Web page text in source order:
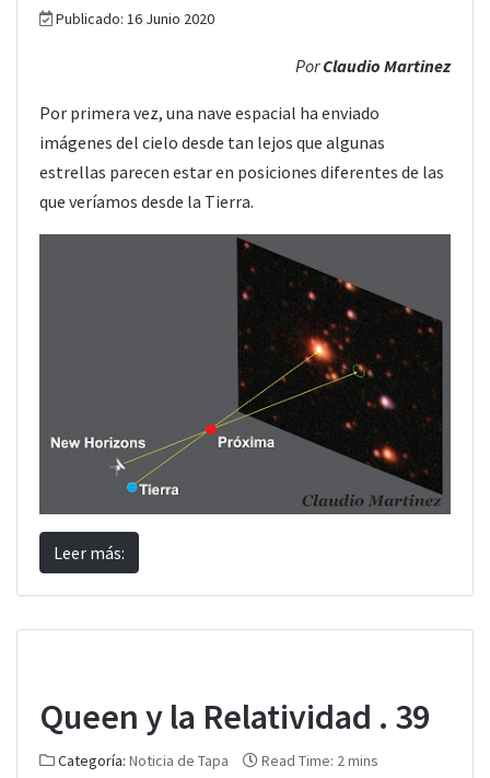
Publicado: 16 Junio 2020
PorClaudio Martinez
Por primera vez, una nave espacial ha enviado
imágenes del cielo desde tan lejos que algunas
estrellas parecen estar en posiciones diferentes de las
que veríamos desde la Tierra.
Leer más:
Queen y la Relatividad . 39
Categoría: Noticia de Tapa
Read Time: 2 mins